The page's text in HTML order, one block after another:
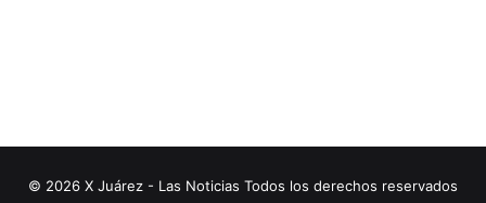
© 2026 X Juárez - Las Noticias Todos los derechos reservados